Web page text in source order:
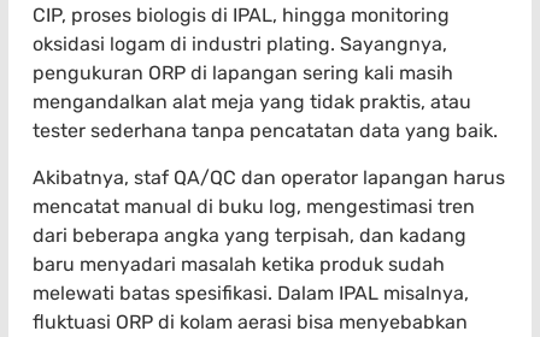
CIP, proses biologis di IPAL, hingga monitoring
oksidasi logam di industri plating. Sayangnya,
pengukuran ORP di lapangan sering kali masih
mengandalkan alat meja yang tidak praktis, atau
tester sederhana tanpa pencatatan data yang baik.
Akibatnya, staf QA/QC dan operator lapangan harus
mencatat manual di buku log, mengestimasi tren
dari beberapa angka yang terpisah, dan kadang
baru menyadari masalah ketika produk sudah
melewati batas spesifikasi. Dalam IPAL misalnya,
fluktuasi ORP di kolam aerasi bisa menyebabkan